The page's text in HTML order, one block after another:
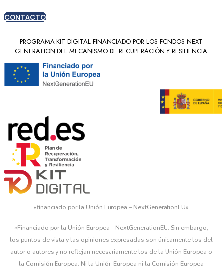
CONTACTO
PROGRAMA KIT DIGITAL FINANCIADO POR LOS FONDOS NEXT
GENERATION DEL MECANISMO DE RECUPERACIÓN Y RESILIENCIA
«financiado por la Unión Europea – NextGenerationEU»
«Financiado por la Unión Europea – NextGenerationEU. Sin embargo,
los puntos de vista y las opiniones expresadas son únicamente los del
autor o autores y no reflejan necesariamente los de la Unión Europea o
la Comisión Europea. Ni la Unión Europea ni la Comisión Europea